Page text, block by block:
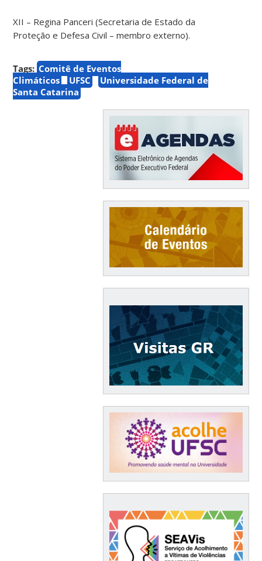
XII – Regina Panceri (Secretaria de Estado da
Proteção e Defesa Civil – membro externo).
Tags: Comitê de Eventos
Climáticos
UFSC
Universidade Federal de
Santa Catarina